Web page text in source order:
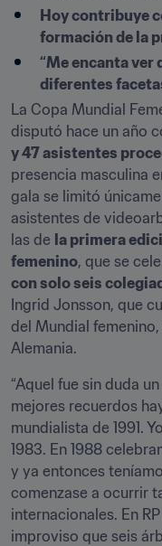
Hoy contribuye
formación de la
“Me encanta ver
diferentes
La Copa Mundial
disputó hace un año
y 47 asistentes
presencia masculina
gala se limitó
asistentes de
las de la primera
femenino, que se
con solo seis
Ingrid Jonsson, que
del Mundial
Alemania.
“Aquel fue sin duda
mejores recuerdos
mundialista de 1991.
1983. En 1988
y ya entonces
comenzase a ocurrir
internacionales. En
improviso que seis